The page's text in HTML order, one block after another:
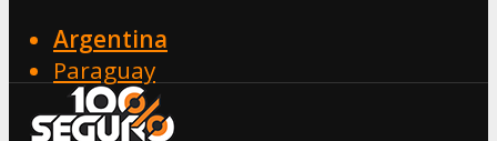
Argentina
Paraguay